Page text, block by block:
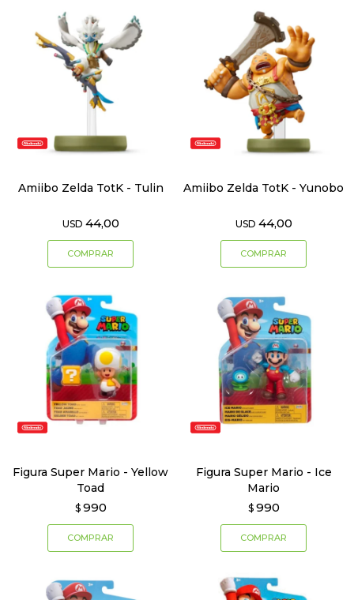
Amiibo Zelda TotK - Tulin
USD 44,00
Amiibo Zelda TotK - Yunobo
USD 44,00
Figura Super Mario - Yellow
Toad
$ 990
Figura Super Mario - Ice
Mario
$ 990